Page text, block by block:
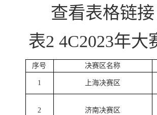
查看表格链接
表2 4C2023年
序号 决赛区名称
1 上海决赛区
2 济南决赛区